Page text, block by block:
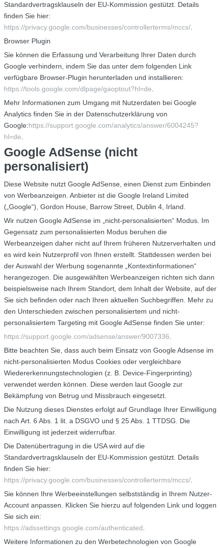
Standardvertragsklauseln der EU-Kommission gestützt. Details
finden Sie hier:
https://privacy.google.com/businesses/controllerterms/mccs/.
Browser Plugin
Sie können die Erfassung und Verarbeitung Ihrer Daten durch
Google verhindern, indem Sie das unter dem folgenden Link
verfügbare Browser-Plugin herunterladen und installieren:
https://tools.google.com/dlpage/gaoptout?hl=de
Mehr Informationen zum Umgang mit Nutzerdaten bei Google
Analytics finden Sie in der Datenschutzerklärung von
Google:https://support.google.com/analytics/answer/6004245?
hl=de
Google AdSense (nicht
personalisiert)
Diese Website nutzt Google AdSense, einen Dienst zum Einbinden
von Werbeanzeigen. Anbieter ist die Google Ireland Limited
(„Google“), Gordon House, Barrow Street, Dublin 4, Irland.
Wir nutzen Google AdSense im „nicht-personalisierten“ Modus. Im
Gegensatz zum personalisierten Modus beruhen die
Werbeanzeigen daher nicht auf Ihrem früheren Nutzerverhalten und
es wird kein Nutzerprofil von Ihnen erstellt. Stattdessen werden bei
der Auswahl der Werbung sogenannte „Kontextinformationen“
herangezogen. Die ausgewählten Werbeanzeigen richten sich dann
beispielsweise nach Ihrem Standort, dem Inhalt der Website, auf der
Sie sich befinden oder nach Ihren aktuellen Suchbegriffen. Mehr zu
den Unterschieden zwischen personalisiertem und nicht-
personalisiertem Targeting mit Google AdSense finden Sie unter:
https://support.google.com/adsense/answer/9007336
Bitte beachten Sie, dass auch beim Einsatz von Google Adsense im
nicht-personalisierten Modus Cookies oder vergleichbare
Wiedererkennungstechnologien (z. B. Device-Fingerprinting)
verwendet werden können. Diese werden laut Google zur
Bekämpfung von Betrug und Missbrauch eingesetzt.
Die Nutzung dieses Dienstes erfolgt auf Grundlage Ihrer Einwilligung
nach Art. 6 Abs. 1 lit. a DSGVO und § 25 Abs. 1 TTDSG. Die
Einwilligung ist jederzeit widerrufbar.
Die Datenübertragung in die USA wird auf die
Standardvertragsklauseln der EU-Kommission gestützt. Details
finden Sie hier:
https://privacy.google.com/businesses/controllerterms/mccs/.
Sie können Ihre Werbeeinstellungen selbstständig in Ihrem Nutzer-
Account anpassen. Klicken Sie hierzu auf folgenden Link und loggen
Sie sich ein:
https://adssettings.google.com/authenticated
Weitere Informationen zu den Werbetechnologien von Google